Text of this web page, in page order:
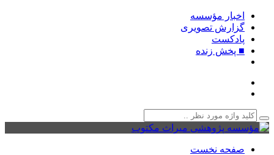
اخبار مؤسسه
گزارش تصویری
پادکست‌
■ پخش زنده
صفحه نخست